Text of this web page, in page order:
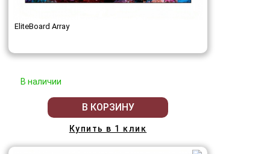
EliteBoard Array
В наличии
В КОРЗИНУ
Купить в 1 клик